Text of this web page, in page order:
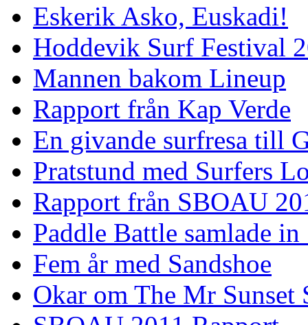
Eskerik Asko, Euskadi!
Hoddevik Surf Festival
Mannen bakom Lineup
Rapport från Kap Verde
En givande surfresa till
Pratstund med Surfers
Rapport från SBOAU
Paddle Battle samlade
Fem år med Sandshoe
Okar om The Mr Sunset